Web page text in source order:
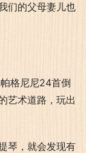
们的父母妻儿也
格尼尼24首倒
艺术道路，玩出
琴，就会发现有